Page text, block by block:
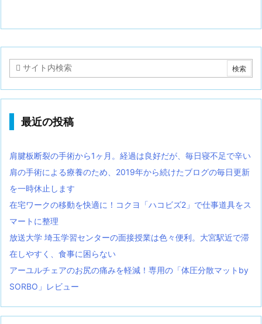
最近の投稿
肩腱板断裂の手術から1ヶ月。経過は良好だが、毎日寝不足で辛い
肩の手術による療養のため、2019年から続けたブログの毎日更新
を一時休止します
在宅ワークの移動を快適に！コクヨ「ハコビズ2」で仕事道具をス
マートに整理
放送大学 埼玉学習センターの面接授業は色々便利。大宮駅近で滞
在しやすく、食事に困らない
アーユルチェアのお尻の痛みを軽減！専用の「体圧分散マットby
SORBO」レビュー